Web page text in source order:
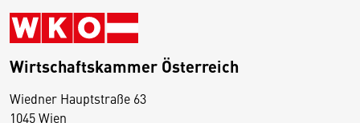
Wirtschaftskammer Österreich
Wiedner Hauptstraße 63
1045 Wien
D